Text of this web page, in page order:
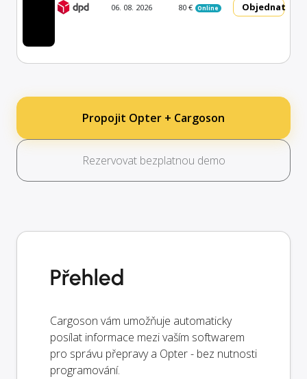
06. 08. 2026 80 € Online Objednat
Propojit Opter + Cargoson
Rezervovat bezplatnou demo
Přehled
Cargoson vám umožňuje automaticky
posílat informace mezi vaším softwarem
pro správu přepravy a Opter - bez nutnosti
programování.